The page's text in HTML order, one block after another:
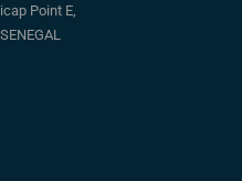
Point E,